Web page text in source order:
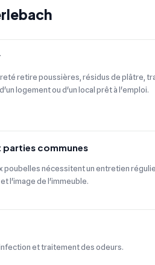
retire poussières, résidus de plâtre,
logement ou d'un local prêt à l'emploi.
communes
poubelles nécessitent un entretien
l'image de l'immeuble.
et traitement des odeurs.